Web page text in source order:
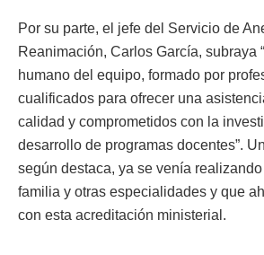
Por su parte, el jefe del Servicio de
Reanimación, Carlos García, subraya
humano del equipo, formado por
cualificados para ofrecer una
calidad y comprometidos con la
desarrollo de programas docentes”.
según destaca, ya se venía
familia y otras especialidades y que
con esta acreditación ministerial.